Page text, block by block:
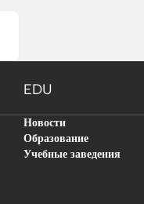
EDU
Новости
Образование
Учебные заведения